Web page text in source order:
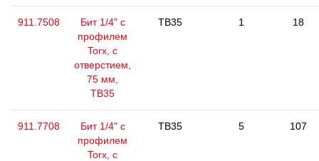
911.7508
Бит 1/4" с
профилем
Torx, с
отверстием,
75 мм,
ТВ35
TB35 1 18
911.7708
Бит 1/4" с
профилем
Torx, с
TB35 5 107